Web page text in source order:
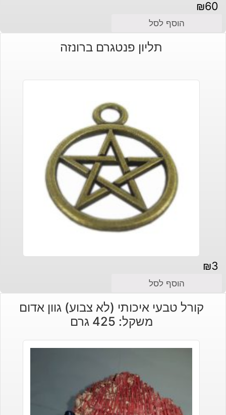
₪60
הוסף לסל
תליון פנטגרם ברונזה
₪3
הוסף לסל
קורל טבעי איכותי (לא צבוע) גוון אדום
משקל: 425 גרם